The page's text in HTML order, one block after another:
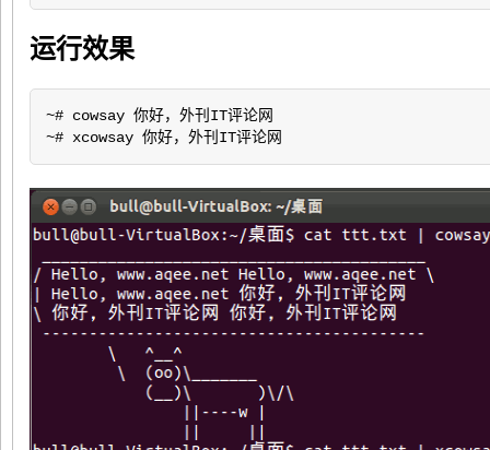
运行效果
~# cowsay 你好，外刊IT评论网
~# xcowsay 你好，外刊IT评论网